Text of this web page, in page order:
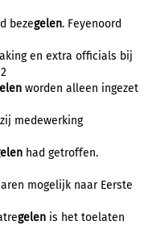
bezegelen. Feyenoord
en extra officials bij
worden alleen ingezet
medewerking
had getroffen.
mogelijk naar Eerste
gelen is het toelaten